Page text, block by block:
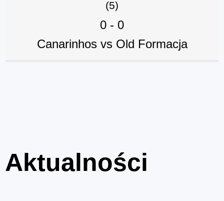
(5)
0 - 0
Canarinhos vs Old Formacja
Aktualności